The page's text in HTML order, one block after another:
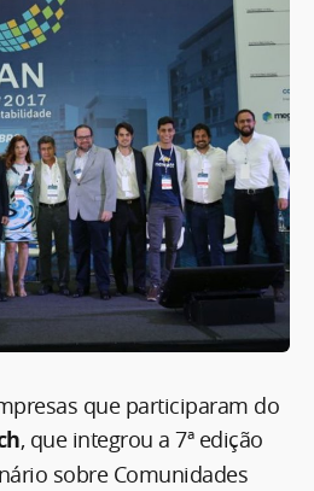
que participaram do
, que integrou a 7ª edição
sobre Comunidades